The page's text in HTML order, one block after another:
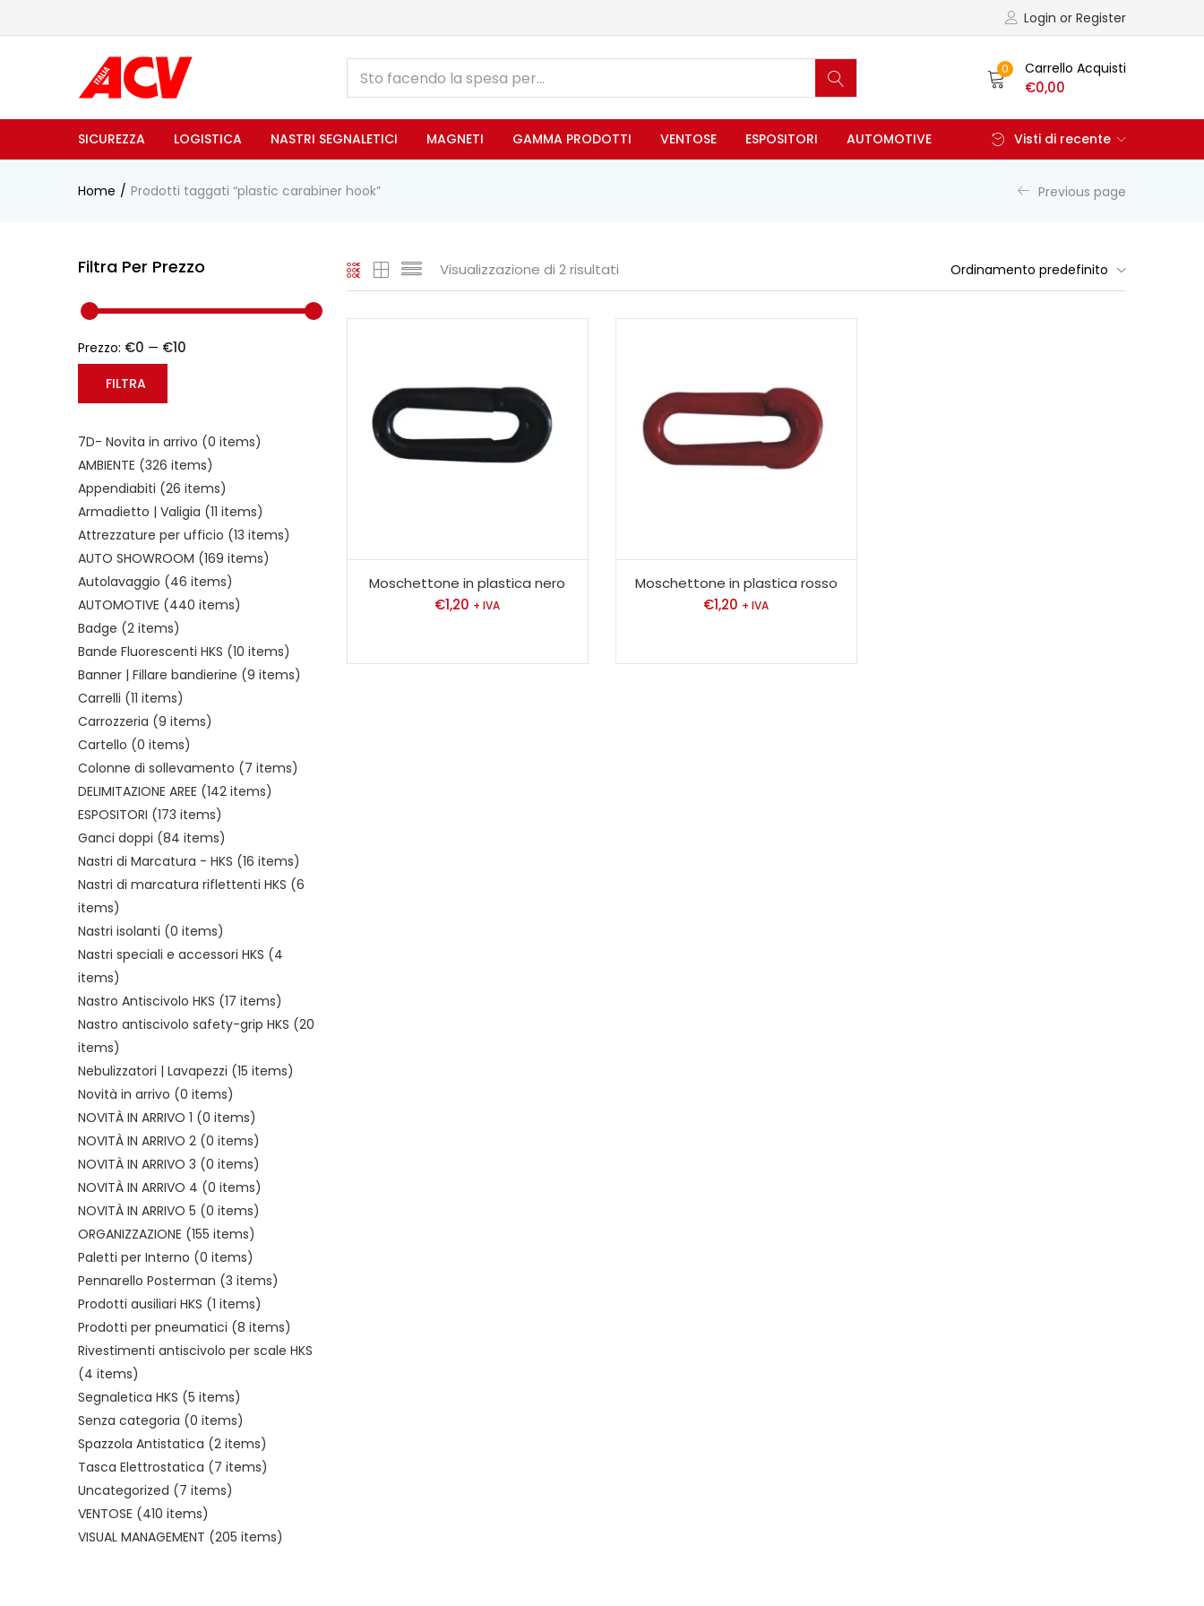
Login or Register
0 Carrello Acquisti
€0,00
SICUREZZA LOGISTICA NASTRI SEGNALETICI MAGNETI GAMMA PRODOTTI VENTOSE ESPOSITORI AUTOMOTIVE Visti di recente
Home Prodotti taggati “plastic carabiner hook” Previous page
Visualizzazione di 2 risultati Ordinamento predefinito
Moschettone in plastica nero
€1,20 + IVA
Moschettone in plastica rosso
€1,20 + IVA
Filtra Per Prezzo
FILTRA
Prezzo: €0 — €10
7D- Novita in arrivo (0 items)
AMBIENTE (326 items)
Appendiabiti (26 items)
Armadietto | Valigia (11 items)
Attrezzature per ufficio (13 items)
AUTO SHOWROOM (169 items)
Autolavaggio (46 items)
AUTOMOTIVE (440 items)
Badge (2 items)
Bande Fluorescenti HKS (10 items)
Banner | Fillare bandierine (9 items)
Carrelli (11 items)
Carrozzeria (9 items)
Cartello (0 items)
Colonne di sollevamento (7 items)
DELIMITAZIONE AREE (142 items)
ESPOSITORI (173 items)
Ganci doppi (84 items)
Nastri di Marcatura - HKS (16 items)
Nastri di marcatura riflettenti HKS (6
items)
Nastri isolanti (0 items)
Nastri speciali e accessori HKS (4
items)
Nastro Antiscivolo HKS (17 items)
Nastro antiscivolo safety-grip HKS (20
items)
Nebulizzatori | Lavapezzi (15 items)
Novità in arrivo (0 items)
NOVITÀ IN ARRIVO 1 (0 items)
NOVITÀ IN ARRIVO 2 (0 items)
NOVITÀ IN ARRIVO 3 (0 items)
NOVITÀ IN ARRIVO 4 (0 items)
NOVITÀ IN ARRIVO 5 (0 items)
ORGANIZZAZIONE (155 items)
Paletti per Interno (0 items)
Pennarello Posterman (3 items)
Prodotti ausiliari HKS (1 items)
Prodotti per pneumatici (8 items)
Rivestimenti antiscivolo per scale HKS
(4 items)
Segnaletica HKS (5 items)
Senza categoria (0 items)
Spazzola Antistatica (2 items)
Tasca Elettrostatica (7 items)
Uncategorized (7 items)
VENTOSE (410 items)
VISUAL MANAGEMENT (205 items)